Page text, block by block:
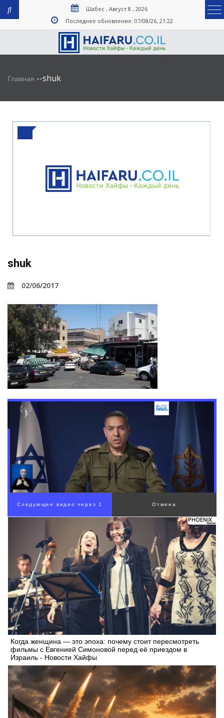
Шабес , Август 8 , 2026
Последнее обновление: 07/08/26, 21:22
Главная --shuk
shuk
02/06/2017
Когда женщина — это эпоха: почему стоит пересмотреть
фильмы с Евгенией Симоновой перед её приездом в
Израиль - Новости Хайфы